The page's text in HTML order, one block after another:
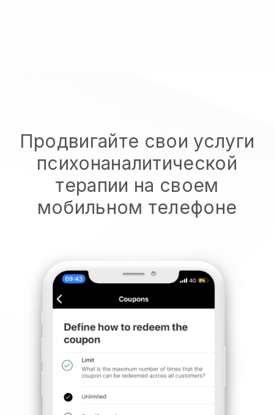
Продвигайте свои услуги
психонаналитической
терапии на своем
мобильном телефоне